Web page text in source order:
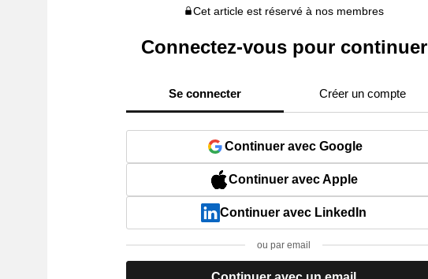
Cet article est réservé à nos membres
Connectez-vous pour continuer
Se connecter Créer un compte
Continuer avec Google
Continuer avec Apple
Continuer avec LinkedIn
ou par email